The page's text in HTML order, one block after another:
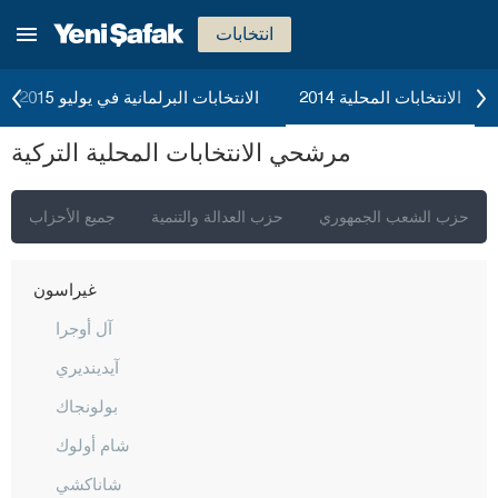
انتخابات
الانتخابات البرلمانية في يوليو 2015 الانتخابات المحلية 2014
مرشحي الانتخابات المحلية التركية
جميع الأحزاب حزب العدالة والتنمية حزب الشعب الجمهوري
أدرنة
إيرزينجان
أرضروم
غازي عنتاب
غيراسون
آل أوجرا
آيدينديري
بولونجاك
شام أولوك
شاناكشي